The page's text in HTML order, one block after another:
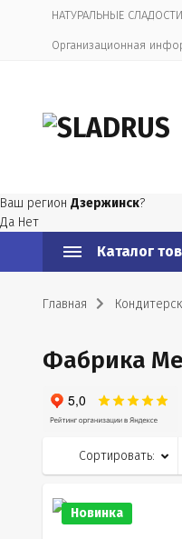
НАТУРАЛЬНЫЕ
Организационная
Ваш регион Дзержинск?
Да Нет
Каталог
Главная
Фабрика
Сортировать:
Новинка